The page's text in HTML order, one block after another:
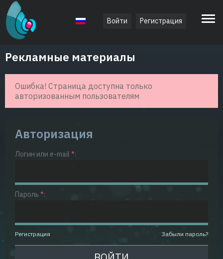
Регистрация
Войти
Рекламные материалы
Ошибка! Страница доступна только
авторизованным пользователям
Авторизация
Логин или e-mail *:
Пароль *:
Регистрация Забыли пароль?